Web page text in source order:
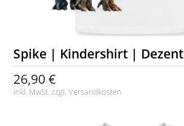
Spike | Kindershirt | Dezent
26,90 €
inkl. MwSt. zzgl.Versandkosten